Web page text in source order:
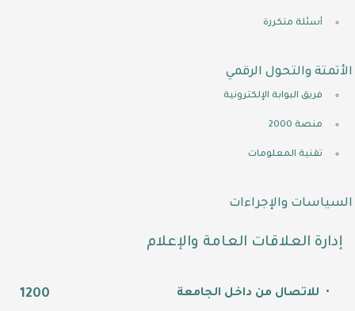
أسئلة متكررة
الأتمتة والتحول الرقمي
فريق البوابة الإلكترونية
منصة 2000
تقنية المعلومات
السياسات والإجراءات
إدارة العلاقات العامة والإعلام
للاتصال من داخل الجامعة 1200